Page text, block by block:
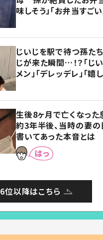
味しそう」「お弁当すごい
じいじを駅で待つ孫た
じが来た瞬間…！？「じ
メン」「デレッデレ」「嬉
生後8ヶ月で亡くなっ
約3年半後、当時の妻
書いてあった本音とは
6位以降はこちら